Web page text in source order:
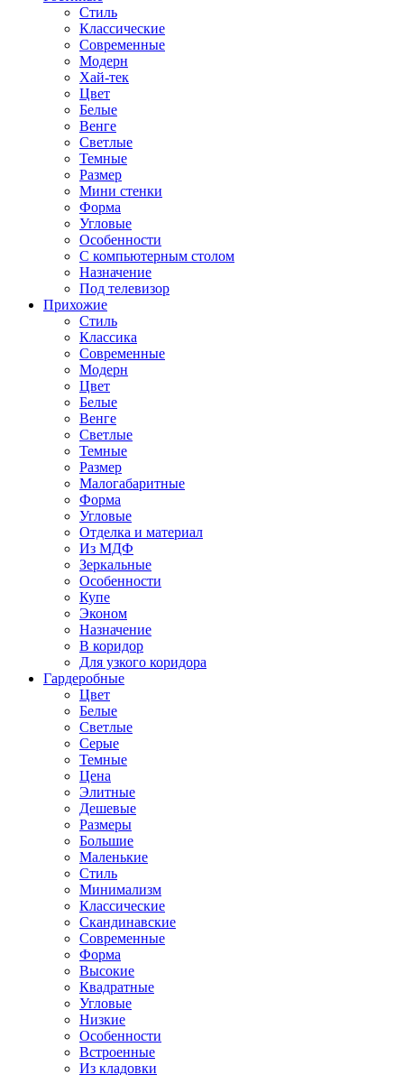
Стиль
Классические
Современные
Модерн
Хай-тек
Цвет
Белые
Венге
Светлые
Темные
Размер
Мини стенки
Форма
Угловые
Особенности
С компьютерным столом
Назначение
Под телевизор
Прихожие
Стиль
Классика
Современные
Модерн
Цвет
Белые
Венге
Светлые
Темные
Размер
Малогабаритные
Форма
Угловые
Отделка и материал
Из МДФ
Зеркальные
Особенности
Купе
Эконом
Назначение
В коридор
Для узкого коридора
Гардеробные
Цвет
Белые
Светлые
Серые
Темные
Цена
Элитные
Дешевые
Размеры
Большие
Маленькие
Стиль
Минимализм
Классические
Скандинавские
Современные
Форма
Высокие
Квадратные
Угловые
Низкие
Особенности
Встроенные
Из кладовки